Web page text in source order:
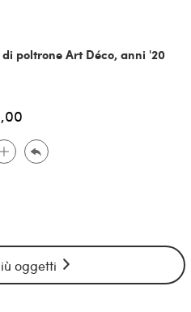
poltrone Art Déco, anni '20
oggetti